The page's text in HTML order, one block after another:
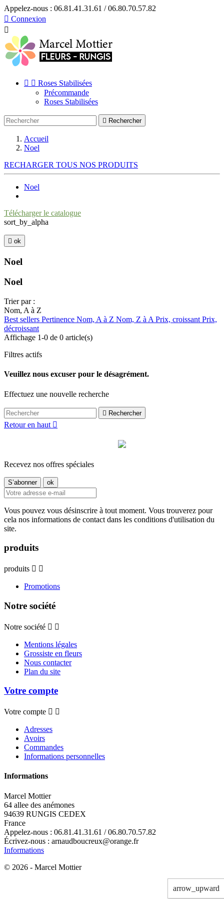
arrow_upward
Appelez-nous : 06.81.41.31.61 / 06.80.70.57.82
 Connexion

  Roses Stabilisées
Précommande
Roses Stabilisées
 Rechercher
Accueil
Noel
RECHARGER TOUS NOS PRODUITS
Noel
Télécharger le catalogue
sort_by_alpha
 ok
Noel
Noel
Trier par :
Nom, A à Z
Best sellers Pertinence Nom, A à Z Nom, Z à A Prix, croissant Prix,
décroissant
Affichage 1-0 de 0 article(s)
Filtres actifs
Veuillez nous excuser pour le désagrément.
Effectuez une nouvelle recherche
 Rechercher
Retour en haut 
Recevez nos offres spéciales
Vous pouvez vous désinscrire à tout moment. Vous trouverez pour
cela nos informations de contact dans les conditions d'utilisation du
site.
produits
produits  
Promotions
Notre société
Notre société  
Mentions légales
Grossiste en fleurs
Nous contacter
Plan du site
Votre compte
Votre compte  
Adresses
Avoirs
Commandes
Informations personnelles
Informations
Marcel Mottier
64 allee des anémones
94639 RUNGIS CEDEX
France
Appelez-nous : 06.81.41.31.61 / 06.80.70.57.82
Écrivez-nous : arnaudboucreux@orange.fr
Informations
© 2026 - Marcel Mottier